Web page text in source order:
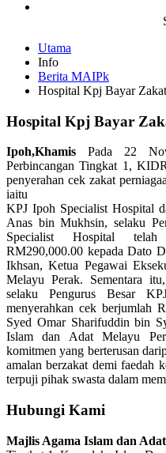
Utama
Info
Berita MAIPk
Hospital Kpj Bayar
Hospital Kpj Bayar
Ipoh,Khamis Pada 22
Perbincangan Tingkat 1,
penyerahan cek zakat
iaitu
KPJ Ipoh Specialist Hospital
Anas bin Mukhsin, selaku
Specialist Hospital
RM290,000.00 kepada Dato
Ikhsan, Ketua Pegawai
Melayu Perak. Sementara
selaku Pengurus Besar
menyerahkan cek berjumlah
Syed Omar Sharifuddin bin
Islam dan Adat Melayu
komitmen yang berterusan
amalan berzakat demi faedah
terpuji pihak swasta dalam
Hubungi Kami
Majlis Agama Islam dan